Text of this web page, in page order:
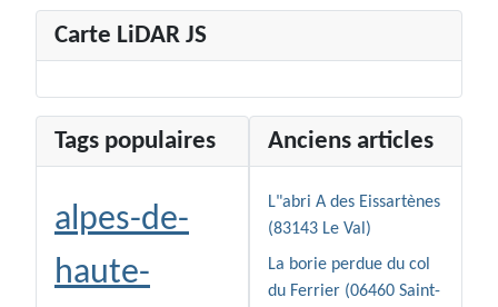
Carte LiDAR JS
Tags populaires
alpes-de-
haute-
Anciens articles
L"abri A des Eissartènes
(83143 Le Val)
La borie perdue du col
du Ferrier (06460 Saint-